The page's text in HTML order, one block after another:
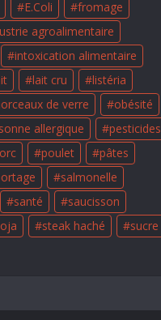
E.Coli
fromage
agroalimentaire
intoxication alimentaire
lait cru
listéria
de verre
obésité
allergique
pesticides
poulet
pâtes
salmonelle
santé
saucisson
steak haché
sucre